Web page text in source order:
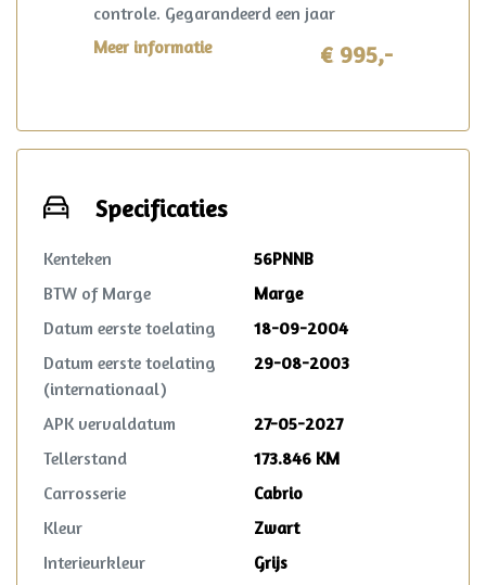
controle. Gegarandeerd een jaar
onderhoudsvrij rijden. Ook krijg je 6
maanden AutoHuis24 garantie op deze
volgens de heldere voorwaarden, waar
overleg zelfs plaatsvinden bij de lokale
garage!
Meer informatie € 995,-
Specificaties
Kenteken
56PNNB
BTW of Marge
Marge
Datum eerste toelating
18-09-2004
Datum eerste toelating
(internationaal)
29-08-2003
APK vervaldatum
27-05-2027
Tellerstand
173.846 KM
Carrosserie
Cabrio
Kleur
Zwart
Interieurkleur
Grijs